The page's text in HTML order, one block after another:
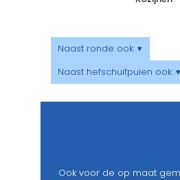
Naast ronde ook: ▾
Naast hefschuifpuien ook: ▾
Ook voor de op maat